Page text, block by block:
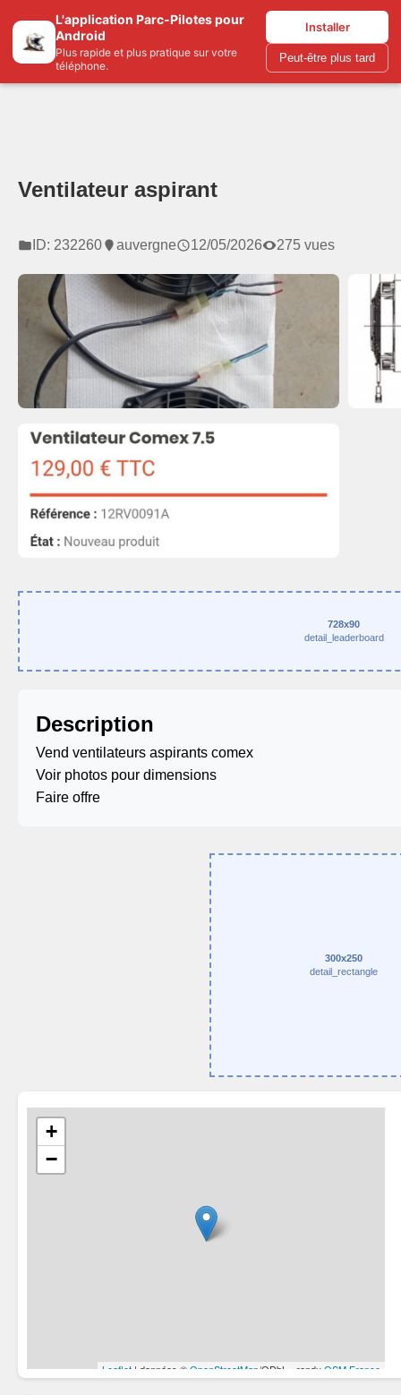
L'application Parc-Pilotes pour
Android
Plus rapide et plus pratique sur votre
téléphone.
Installer
Peut-être plus tard
Parc-pilotes.com
Ventilateur aspirant
ID: 232260 auvergne 12/05/2026 275 vues
728x90
detail_leaderboard
Description
Vend ventilateurs aspirants comex
Voir photos pour dimensions
Faire offre
300x250
detail_rectangle